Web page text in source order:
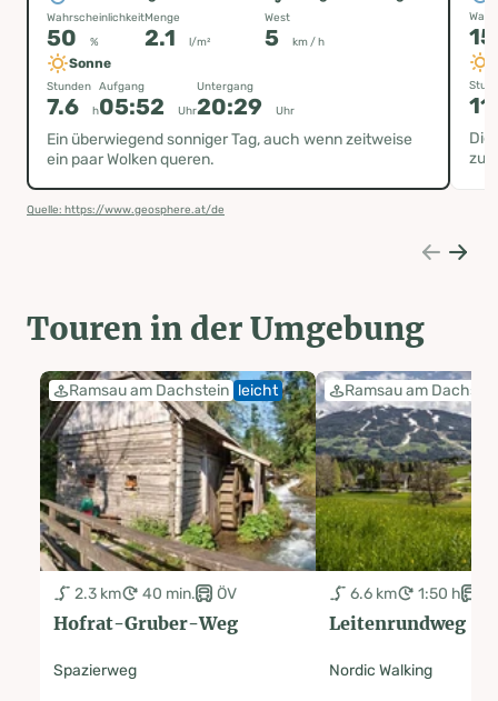
Wahrscheinlichkeit
50 %
Menge
2.1 l/m²
West
5 km / h
Sonne
Stunden
7.6 h
Aufgang
05:52 Uhr
Untergang
20:29 Uhr
Ein überwiegend sonniger Tag, auch wenn zeitweise
ein paar Wolken queren.
15
11
Die
zu
Quelle: https://www.geosphere.at/de
Touren in der Umgebung
Ramsau am Dachstein leicht
2.3 km 40 min. ÖV
Hofrat-Gruber-Weg
Spazierweg
Ramsau am
6.6 km 1:50 h
Leitenrundweg
Nordic Walking